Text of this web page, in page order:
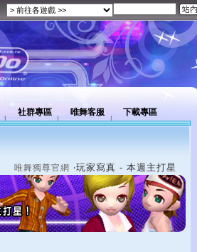
社群專區 唯舞客服 下載專區
唯舞獨尊官網 ‧玩家寫真 - 本週主打星